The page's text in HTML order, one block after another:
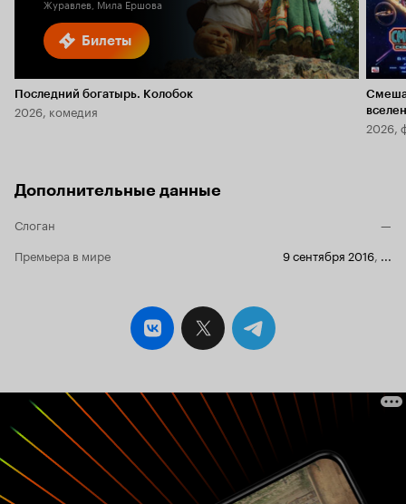
Билеты
Журавлев, Мила Ершова
Последний богатырь. Колобок
2026, комедия
2026,
Дополнительные данные
Слоган
—
Премьера в мире
9 сентября 2016, ...